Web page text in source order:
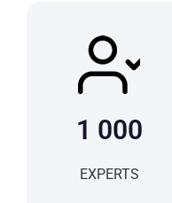
1 000
EXPERTS